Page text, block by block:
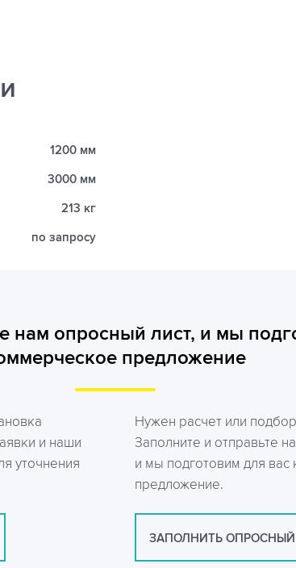
1200 мм
3000 мм
213 кг
по запросу
нам опросный лист, и мы
предложение
и наши
уточнения
Нужен расчет или
Заполните и отправьте
и мы подготовим для
предложение.
ЗАПОЛНИТЬ